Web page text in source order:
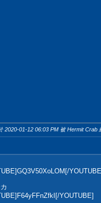
2020-01-12 06:03 PM 被 Hermit Crab
YOUTUBE]